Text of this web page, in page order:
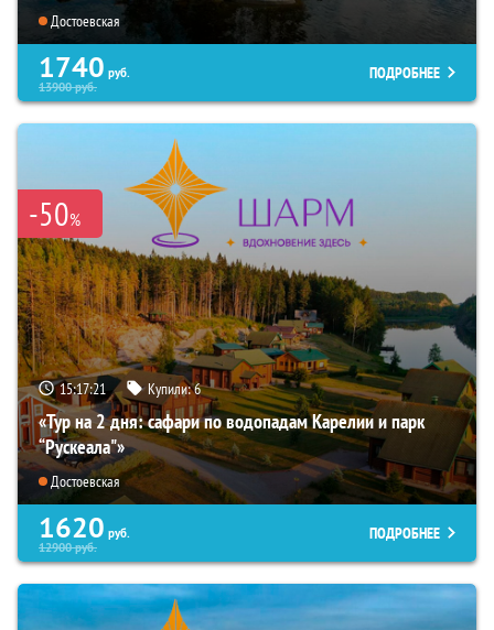
Достоевская
1740 руб.
13900руб.
ПОДРОБНЕЕ
-50%
15:17:20 Купили:6
«Тур на 2 дня: сафари по водопадам Карелии и парк
“Рускеала"»
Достоевская
1620 руб.
12900руб.
ПОДРОБНЕЕ